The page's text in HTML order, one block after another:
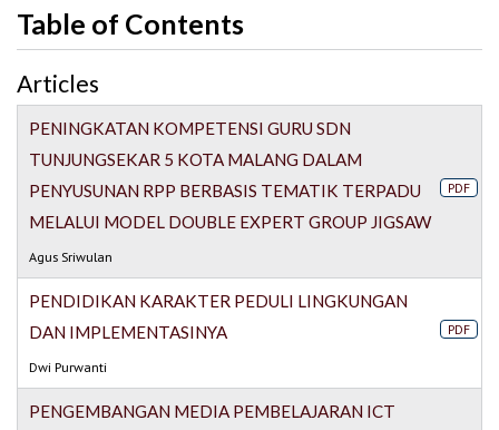
Table of Contents
Articles
PENINGKATAN KOMPETENSI GURU SDN
TUNJUNGSEKAR 5 KOTA MALANG DALAM
PENYUSUNAN RPP BERBASIS TEMATIK TERPADU
MELALUI MODEL DOUBLE EXPERT GROUP JIGSAW
Agus Sriwulan
PDF
PENDIDIKAN KARAKTER PEDULI LINGKUNGAN
DAN IMPLEMENTASINYA
Dwi Purwanti
PDF
PENGEMBANGAN MEDIA PEMBELAJARAN ICT